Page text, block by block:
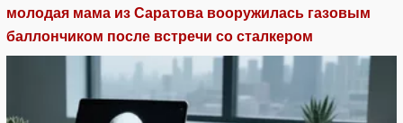
молодая мама из Саратова вооружилась газовым
баллончиком после встречи со сталкером